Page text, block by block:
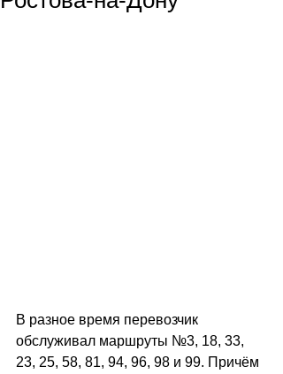
В разное время перевозчик
обслуживал маршруты №3, 18, 33,
23, 25, 58, 81, 94, 96, 98 и 99. Причём